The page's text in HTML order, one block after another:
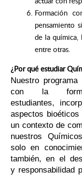
Formación
pensamiento
de la química,
entre otras.
¿Por qué estudiar
Nuestro
con la
estudiantes,
aspectos
un contexto de
nuestros
solo en
también, en el
y responsabilidad